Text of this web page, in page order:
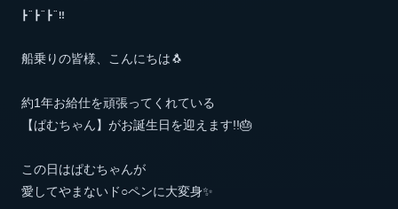
┣¨┣¨┣¨‼️
船乗りの皆様、こんにちは🐧
約1年お給仕を頑張ってくれている
【ぱむちゃん】がお誕生日を迎えます!!🎂
この日はぱむちゃんが
愛してやまないド○ペンに大変身✨